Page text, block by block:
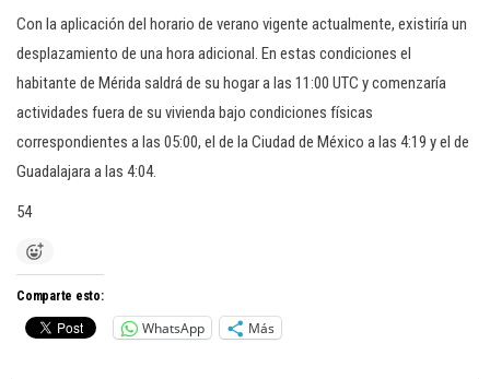
Con la aplicación del horario de verano vigente actualmente, existiría un
desplazamiento de una hora adicional. En estas condiciones el
habitante de Mérida saldrá de su hogar a las 11:00 UTC y comenzaría
actividades fuera de su vivienda bajo condiciones físicas
correspondientes a las 05:00, el de la Ciudad de México a las 4:19 y el de
Guadalajara a las 4:04.
54
Comparte esto:
WhatsApp Más